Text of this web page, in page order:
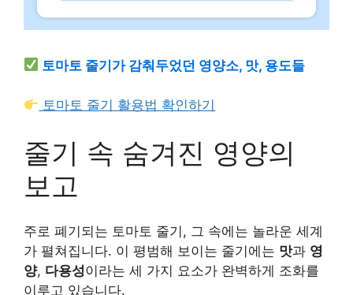
토마토 줄기가 감춰두었던 영양소, 맛, 용도들
토마토 줄기 활용법 확인하기
줄기 속 숨겨진 영양의
보고
주로 폐기되는 토마토 줄기, 그 속에는 놀라운 세계
가 펼쳐집니다. 이 평범해 보이는 줄기에는 맛과 영
양, 다용성이라는 세 가지 요소가 완벽하게 조화를
이루고 있습니다.